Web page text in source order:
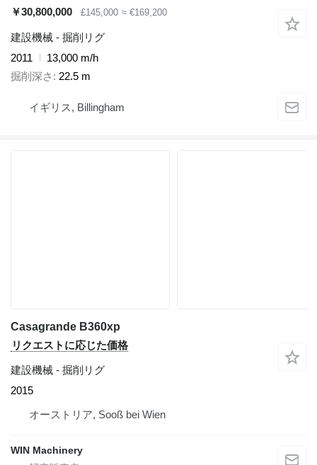
￥30,800,000
£145,000 ≈ €169,200
建設機械 - 掘削リグ
2011
13,000 m/h
掘削深さ
22.5 m
イギリス, Billingham
Casagrande B360xp
リクエストに応じた価格
建設機械 - 掘削リグ
2015
オーストリア, Sooß bei Wien
WIN Machinery